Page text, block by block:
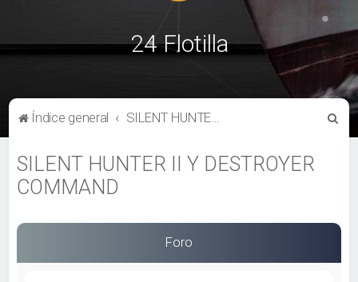
24 Flotilla
Índice general SILENT HUNTER II Y DESTROYER COMMAND
r
SILENT HUNTER II Y DESTROYER
COMMAND
Foro